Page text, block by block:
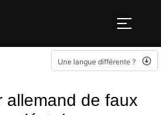
Une langue différente ?
allemand de faux